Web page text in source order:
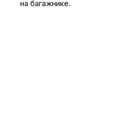
на багажнике.